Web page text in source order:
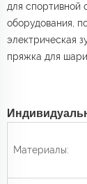
для спортивной
оборудования,
электрическая
пряжка для
Материалы: